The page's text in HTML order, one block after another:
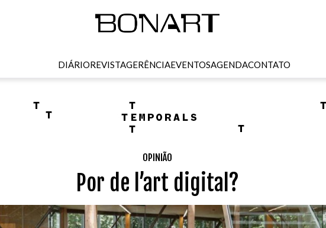
DIÁRIOREVISTAGERÊNCIAEVENTOSAGENDACONTATO
OPINIÃO
Por de l’art digital?